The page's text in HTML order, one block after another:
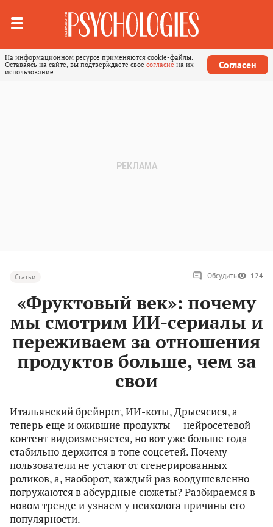
На информационном ресурсе применяются cookie-файлы.
Оставаясь на сайте, вы подтверждаете свое согласие на их
использование.
Согласен
Статьи Обсудить 124
«Фруктовый век»: почему
мы смотрим ИИ-сериалы и
переживаем за отношения
продуктов больше, чем за
свои
Итальянский брейнрот, ИИ-коты, Дрысясися, а
теперь еще и ожившие продукты — нейросетевой
контент видоизменяется, но вот уже больше года
стабильно держится в топе соцсетей. Почему
пользователи не устают от сгенерированных
роликов, а, наоборот, каждый раз воодушевленно
погружаются в абсурдные сюжеты? Разбираемся в
новом тренде и узнаем у психолога причины его
популярности.